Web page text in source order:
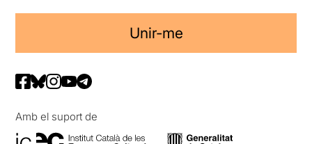
Unir-me
Amb el suport de